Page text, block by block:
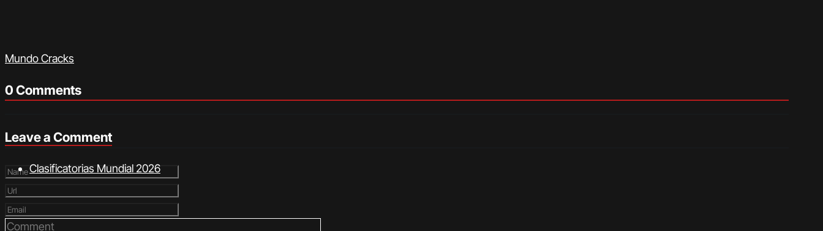
Mundo Cracks
0 Comments
Leave a Comment
Clasificatorias Mundial 2026